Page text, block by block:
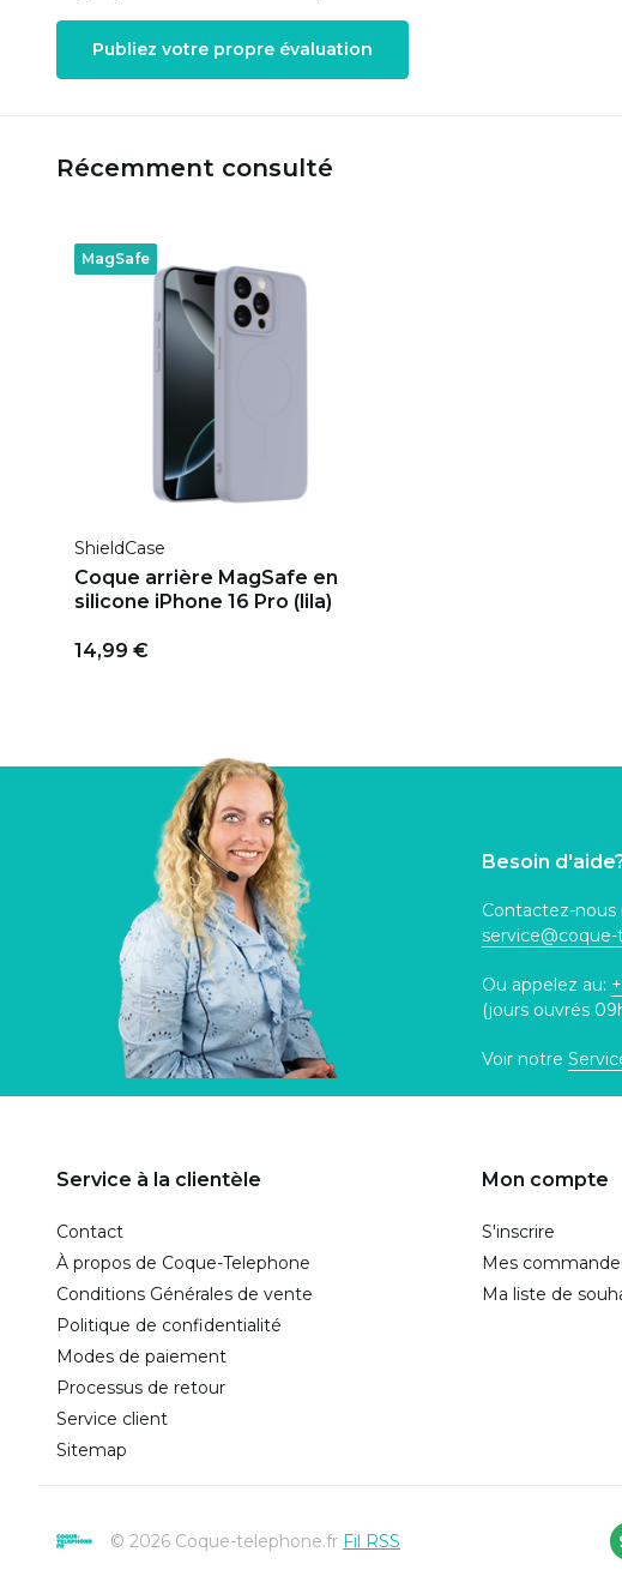
Publiez votre propre évaluation
Récemment consulté
MagSafe
ShieldCase
Coque arrière MagSafe en
silicone iPhone 16 Pro (lila)
14,99 €
Besoin
Contactez-nous
service@coque-
Ou appelez au:
(jours ouvrés
Voir notre
Service à la clientèle
Contact
À propos de Coque-Telephone
Conditions Générales de vente
Politique de confidentialité
Modes de paiement
Processus de retour
Service client
Sitemap
Mon compte
S'inscrire
Mes
Ma liste de
© 2026 Coque-telephone.fr Fil RSS